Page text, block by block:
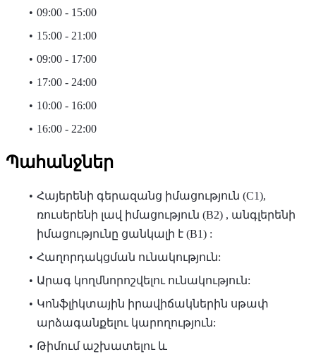
09:00 - 15:00
15:00 - 21:00
09:00 - 17:00
17:00 - 24:00
10:00 - 16:00
16:00 - 22:00
Պահանջներ
Հայերենի գերազանց իմացություն (C1),
ռուսերենի լավ իմացություն (B2) , անգլերենի
իմացությունը ցանկալի է (B1) :
Հաղորդակցման ունակություն:
Արագ կողմնորոշվելու ունակություն:
Կոնֆլիկտային իրավիճակներին սթափ
արձագանքելու կարողություն:
Թիմում աշխատելու և